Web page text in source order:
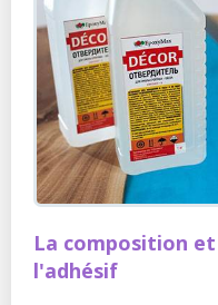
La composition
l'adhésif